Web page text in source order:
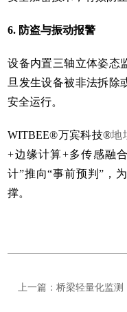
6. 防盗与振动报警
设备内置三轴立体姿态
旦发生设备被非法拆除
安全运行。
WITBEE®万宾科技®地
+边缘计算+多传感融
计”推向“事前预判”，
撑。
上一篇：桥梁轻量化监测